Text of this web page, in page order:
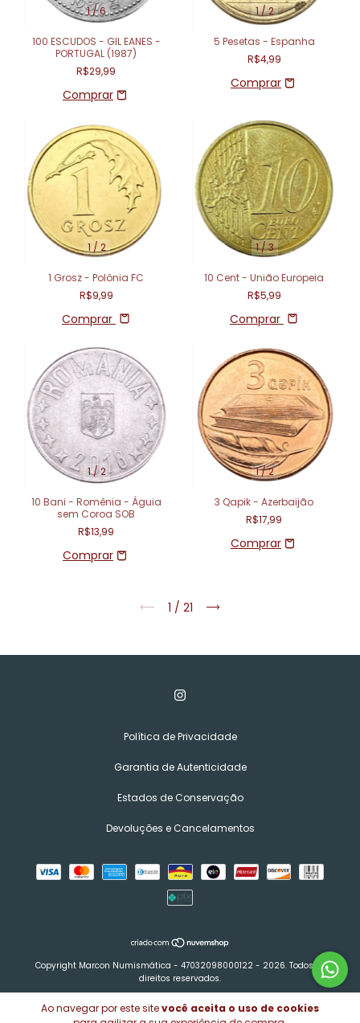
Ao navegar por este sitevocê aceita o uso de cookies
1/6
100 ESCUDOS - GIL EANES -
PORTUGAL (1987)
R$29,99
1/2
5 Pesetas - Espanha
R$4,99
1 / 2
1 Grosz - Polônia FC
R$9,99
Comprar
1/3
10 Cent - União Europeia
R$5,99
Comprar
1/2
10 Bani - Romênia - Águia
sem Coroa SOB
R$13,99
1/2
3 Qapik - Azerbaijão
R$17,99
1 / 21
Política de Privacidade
Garantia de Autenticidade
Estados de Conservação
Devoluções e Cancelamentos
Copyright Marcon Numismática - 47032098000122 - 2026. Todos os
direitos reservados.